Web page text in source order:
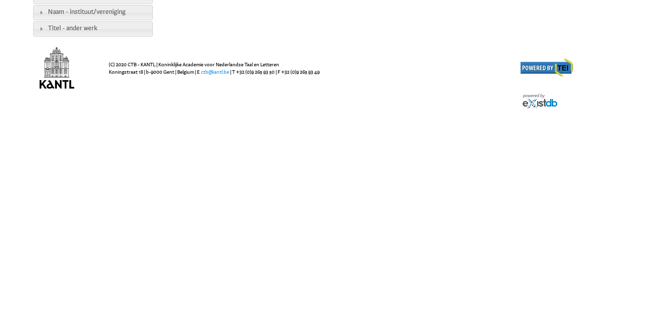
Naam - instituut/vereniging
Titel - ander werk
(C) 2020 CTB - KANTL | Koninklijke Academie voor Nederlandse Taal en Letteren
Koningstraat 18 | b-9000 Gent | Belgium | Ectb@kantl.be | T +32 (0)9 265 93 50 | F +32 (0)9 265 93 49